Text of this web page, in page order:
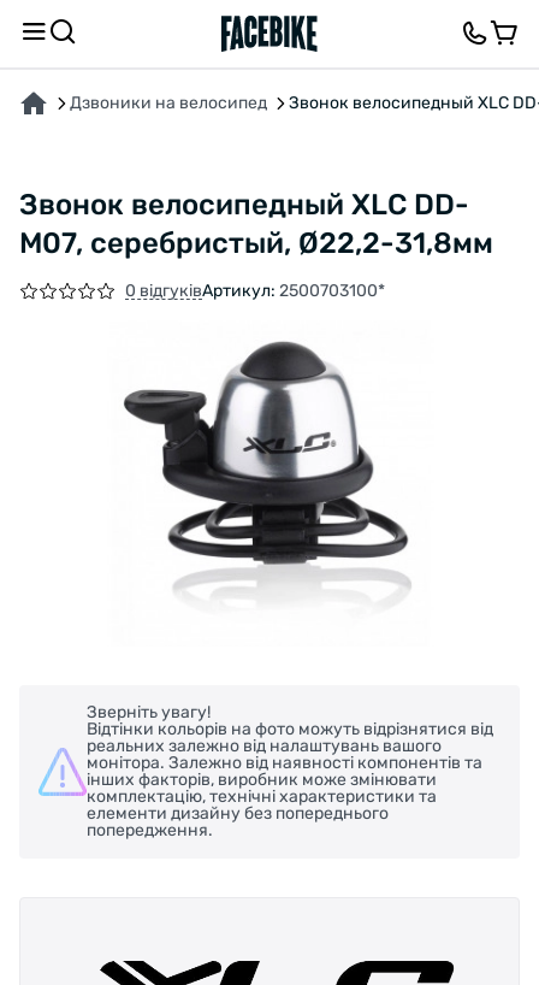
Дзвоники на велосипед Звонок велосипедный XLC
Звонок велосипедный XLC DD-
M07, серебристый, Ø22,2-31,8мм
0 відгуківАртикул: 2500703100*
Зверніть увагу!
Відтінки кольорів на фото можуть відрізнятися від
реальних залежно від налаштувань вашого
монітора. Залежно від наявності компонентів та
інших факторів, виробник може змінювати
комплектацію, технічні характеристики та
елементи дизайну без попереднього
попередження.
ПРО ТОВАР ХАРАКТЕРИСТИКИВІДГУКИ ТА ЗАПИТАННЯ